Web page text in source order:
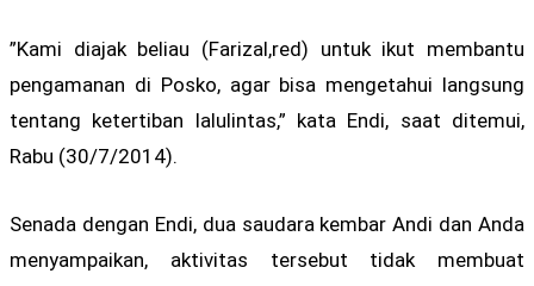
”Kami diajak beliau (Farizal,red) untuk ikut membantu
pengamanan di Posko, agar bisa mengetahui langsung
tentang ketertiban lalulintas,” kata Endi, saat ditemui,
Rabu (30/7/2014).
Senada dengan Endi, dua saudara kembar Andi dan Anda
menyampaikan, aktivitas tersebut tidak membuat